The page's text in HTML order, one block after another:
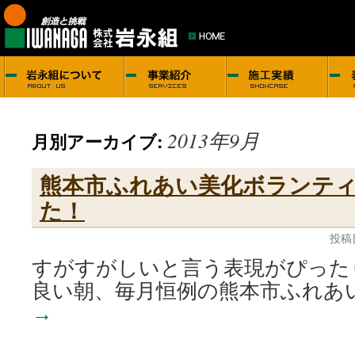
月別アーカイブ: 2013年9月
熊本市ふれあい美化ボランテ
た！
投稿
すがすがしいと言う表現がぴっ
良い朝、毎月恒例の熊本市ふれ
→